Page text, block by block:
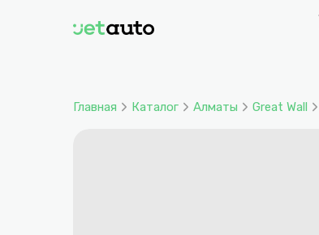
Главная Каталог Алматы Great Wall